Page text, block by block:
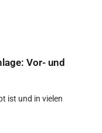
Vor- und
ist und in vielen